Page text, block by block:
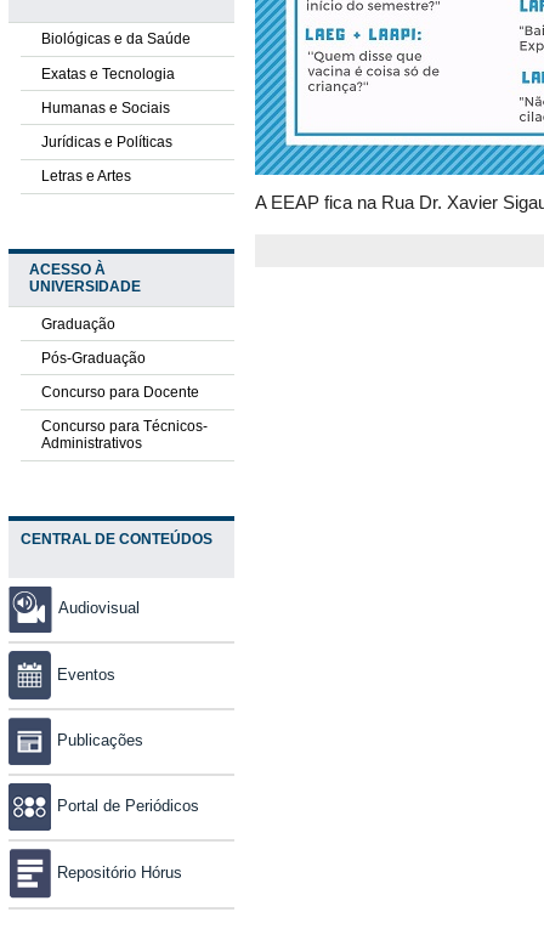
Biológicas e da Saúde
Exatas e Tecnologia
Humanas e Sociais
Jurídicas e Políticas
Letras e Artes
ACESSO À
UNIVERSIDADE
Graduação
Pós-Graduação
Concurso para Docente
Concurso para Técnicos-
Administrativos
CENTRAL DE CONTEÚDOS
Audiovisual
Eventos
Publicações
Portal de Periódicos
Repositório Hórus
A EEAP fica na Rua Dr. Xavier